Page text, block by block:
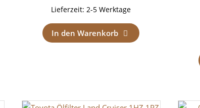
Lieferzeit:2-5 Werktage
In den Warenkorb